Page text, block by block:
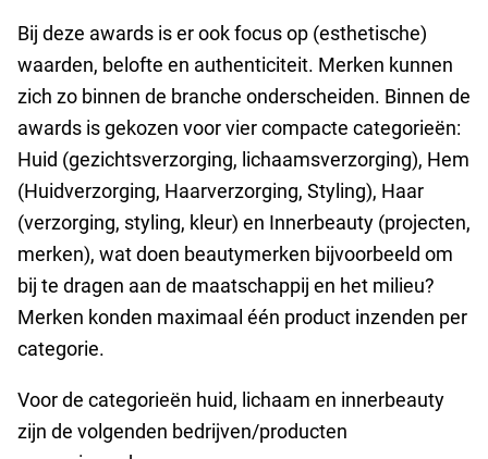
Bij deze awards is er ook focus op (esthetische)
waarden, belofte en authenticiteit. Merken kunnen
zich zo binnen de branche onderscheiden. Binnen de
awards is gekozen voor vier compacte categorieën:
Huid (gezichtsverzorging, lichaamsverzorging), Hem
(Huidverzorging, Haarverzorging, Styling), Haar
(verzorging, styling, kleur) en Innerbeauty (projecten,
merken), wat doen beautymerken bijvoorbeeld om
bij te dragen aan de maatschappij en het milieu?
Merken konden maximaal één product inzenden per
categorie.
Voor de categorieën huid, lichaam en innerbeauty
zijn de volgenden bedrijven/producten